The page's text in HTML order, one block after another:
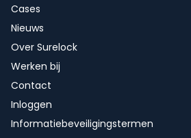
Cases
Nieuws
Over Surelock
Werken bij
Contact
Inloggen
Informatiebeveiligingstermen